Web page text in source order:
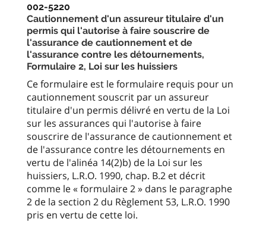
002-5220
Cautionnement d'un assureur titulaire d'un
permis qui l'autorise à faire souscrire de
l'assurance de cautionnement et de
l'assurance contre les détournements,
Formulaire 2, Loi sur les huissiers
Ce formulaire est le formulaire requis pour un
cautionnement souscrit par un assureur
titulaire d'un permis délivré en vertu de la Loi
sur les assurances qui l'autorise à faire
souscrire de l'assurance de cautionnement et
de l'assurance contre les détournements en
vertu de l'alinéa 14(2)b) de la Loi sur les
huissiers, L.R.O. 1990, chap. B.2 et décrit
comme le « formulaire 2 » dans le paragraphe
2 de la section 2 du Règlement 53, L.R.O. 1990
pris en vertu de cette loi.